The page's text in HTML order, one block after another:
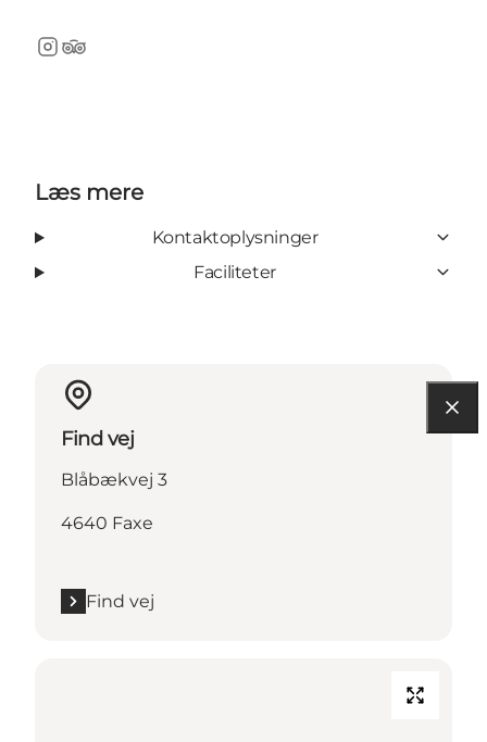
Instagram
TripAdvisor
Læs mere
Kontaktoplysninger
Faciliteter
Find vej
Blåbækvej 3
4640 Faxe
Find vej